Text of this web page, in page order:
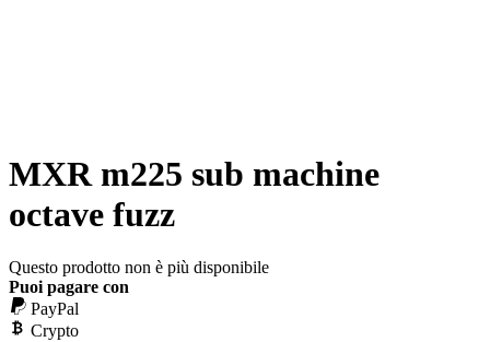
MXR m225 sub machine
octave fuzz
Questo prodotto non è più disponibile
Puoi pagare con
PayPal
Crypto